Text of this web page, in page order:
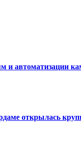
и автоматизации
открылась